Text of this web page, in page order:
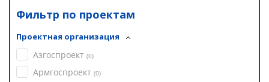
Фильтр по проектам
Проектная организация
Азгоспроект (0)
Армгоспроект (0)